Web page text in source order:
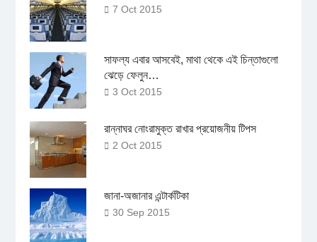
7 Oct 2015
সাফল্য এবার আসবেই, মাথা থেকে এই চিন্তাগুলো
ঝেড়ে ফেলুন…
3 Oct 2015
রান্নাঘর নোংরামুক্ত রাখার প্রয়োজনীয় টিপস
2 Oct 2015
জানা-অজানার এন্টার্কটিকা
30 Sep 2015